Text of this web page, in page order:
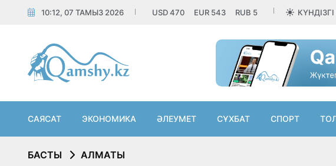
10:12, 07 ТАМЫЗ 2026 USD470 EUR 543 RUB 5
САЯСАТ ЭКОНОМИКА ӘЛЕУМЕТ СҰХБАТ СПОРТ
БАСТЫ АЛМАТЫ